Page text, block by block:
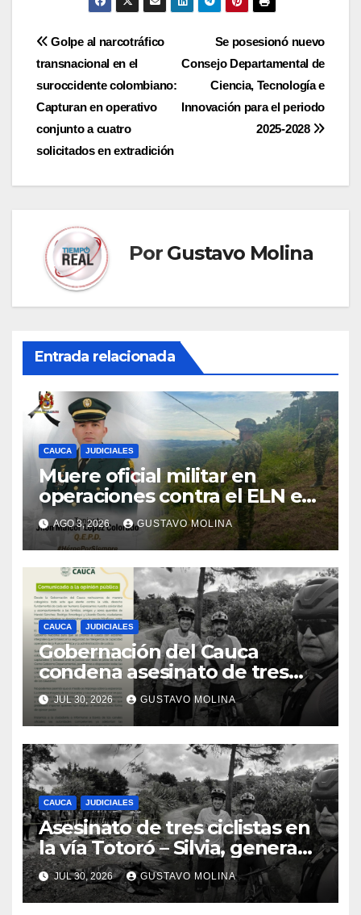
Navegación
de
entradas
Se posesionó nuevo
Consejo Departamental de
Ciencia, Tecnología e
Innovación para el periodo
2025-2028
Golpe al narcotráfico
transnacional en el
suroccidente colombiano:
Capturan en operativo
conjunto a cuatro
solicitados en extradición
Por Gustavo Molina
Entrada relacionada
CAUCA JUDICIALES
Muere oficial militar en
operaciones contra el ELN en
el sur del Cauca
AGO 3, 2026 GUSTAVO MOLINA
CAUCA JUDICIALES
Gobernación del Cauca
condena asesinato de tres
ciudadanos y exige medidas
urgentes al Gobierno
Nacional
JUL 30, 2026 GUSTAVO MOLINA
CAUCA JUDICIALES
Asesinato de tres ciclistas en
la vía Totoró – Silvia, genera
consternación en el Cauca
JUL 30, 2026 GUSTAVO MOLINA